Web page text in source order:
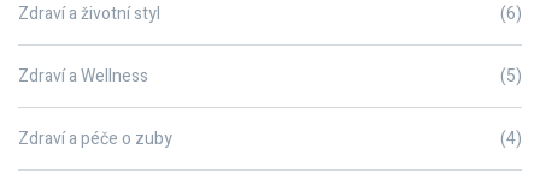
Zdraví a životní styl (6)
Zdraví a Wellness (5)
Zdraví a péče o zuby (4)